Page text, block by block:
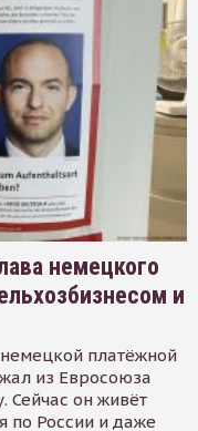
немецкого
и
платёжной
из Евросоюза
Сейчас он живёт
по России и даже